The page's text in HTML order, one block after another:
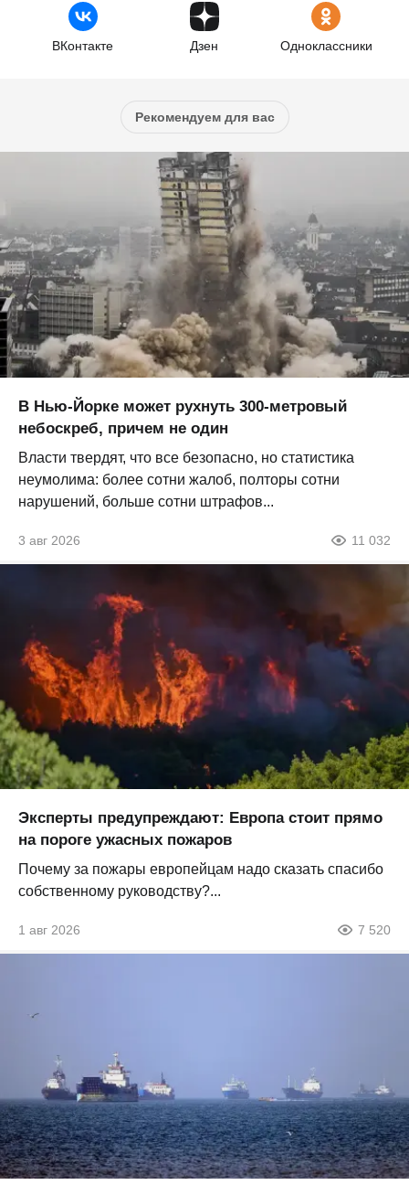
ВКонтакте Дзен Одноклассники
Рекомендуем для вас
В Нью-Йорке может рухнуть 300-метровый
небоскреб, причем не один
Власти твердят, что все безопасно, но статистика
неумолима: более сотни жалоб, полторы сотни
нарушений, больше сотни штрафов...
3 авг 2026 11 032
Эксперты предупреждают: Европа стоит прямо
на пороге ужасных пожаров
Почему за пожары европейцам надо сказать спасибо
собственному руководству?...
1 авг 2026 7 520